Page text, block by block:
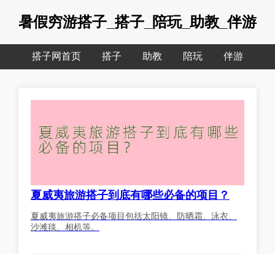
暑假穷游搭子_搭子_陪玩_助教_伴游
搭子网首页 搭子 助教 陪玩 伴游
夏威夷旅游搭子到底有哪些必备的项目？
夏威夷旅游搭子必备项目包括太阳镜、防晒霜、泳衣、
沙滩毯、相机等。